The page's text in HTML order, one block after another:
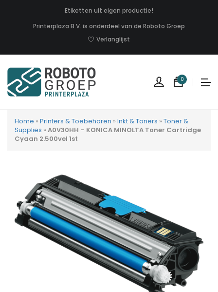
Etiketten uit eigen productie!
Printerplaza B.V. is onderdeel van de Roboto Groep
Verlanglijst
0
Home » Printers & Toebehoren » Inkt & Toners » Toner &
Supplies » A0V30HH – KONICA MINOLTA Toner Cartridge
Cyaan 2.500vel 1st